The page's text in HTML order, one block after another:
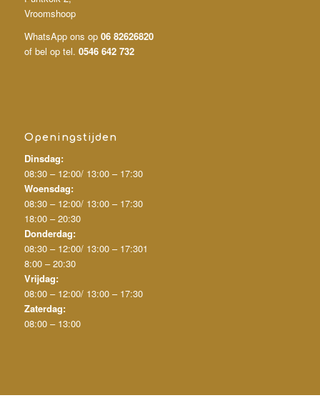
Vroomshoop
WhatsApp ons op 06 82626820
of bel op tel. 0546 642 732
Openingstijden
Dinsdag:
08:30 – 12:00/ 13:00 – 17:30
Woensdag:
08:30 – 12:00/ 13:00 – 17:30
18:00 – 20:30
Donderdag:
08:30 – 12:00/ 13:00 – 17:301
8:00 – 20:30
Vrijdag:
08:00 – 12:00/ 13:00 – 17:30
Zaterdag:
08:00 – 13:00